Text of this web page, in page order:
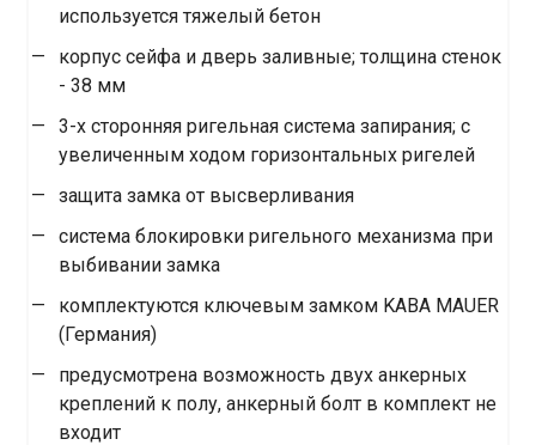
используется тяжелый бетон
корпус сейфа и дверь заливные; толщина стенок
- 38 мм
3-х сторонняя ригельная система запирания; с
увеличенным ходом горизонтальных ригелей
защита замка от высверливания
система блокировки ригельного механизма при
выбивании замка
комплектуются ключевым замком KABA MAUER
(Германия)
предусмотрена возможность двух анкерных
креплений к полу, анкерный болт в комплект не
входит